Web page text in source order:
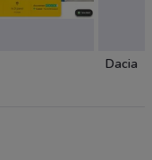
Dacia